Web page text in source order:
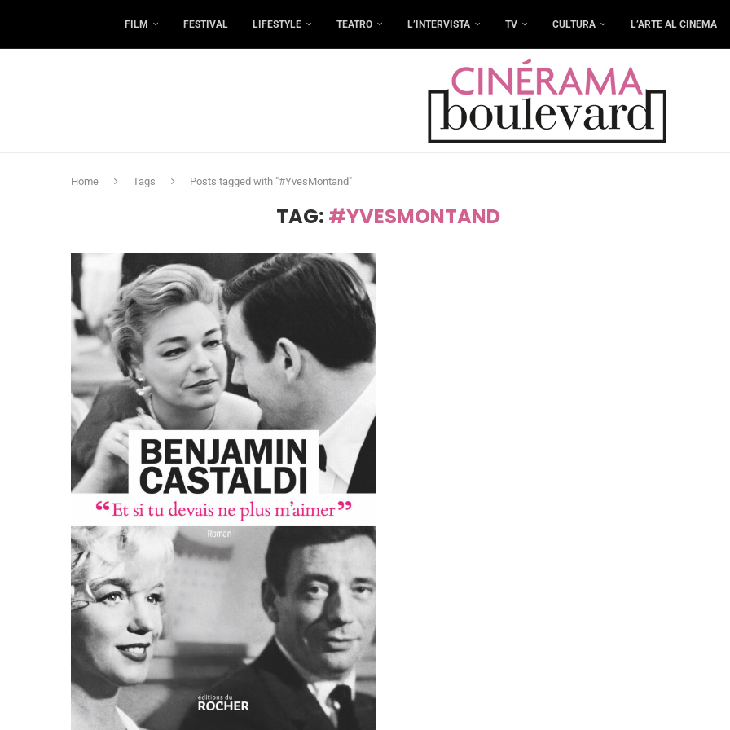
FILM FESTIVAL LIFESTYLE TEATRO L’INTERVISTA TV CULTURA L’ARTE AL CINEMA
Home Tags Posts tagged with "#YvesMontand"
TAG: #YVESMONTAND